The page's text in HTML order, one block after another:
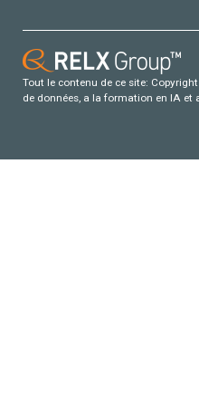
Tout le contenu de ce site:
de données, a la formation en IA